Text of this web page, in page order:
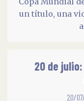
un título, una
20 de
20/